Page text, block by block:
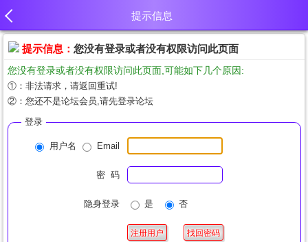
提示信息
提示信息： 您没有登录或者没有权限访问此页面
您没有登录或者没有权限访问此页面,可能如下几个原因:
①：非法请求，请返回重试!
②：您还不是论坛会员,请先登录论坛
登录
用户名 Email
密 码
隐身登录 是 否